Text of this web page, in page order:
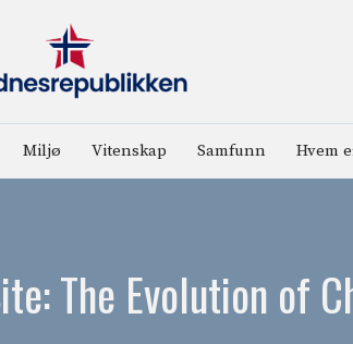
Miljø Vitenskap Samfunn Hvem
The Evolution of